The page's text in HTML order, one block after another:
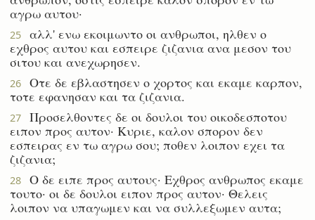
αγρω αυτου·
25
αλλ' ενω εκοιμωντο οι ανθρωποι, ηλθεν ο
εχθρος αυτου και εσπειρε ζιζανια ανα μεσον του
σιτου και ανεχωρησεν.
26
Οτε δε εβλαστησεν ο χορτος και εκαμε καρπον,
τοτε εφανησαν και τα ζιζανια.
27
Προσελθοντες δε οι δουλοι του οικοδεσποτου
ειπον προς αυτον· Κυριε, καλον σπορον δεν
εσπειρας εν τω αγρω σου; ποθεν λοιπον εχει τα
ζιζανια;
28
Ο δε ειπε προς αυτους· Εχθρος ανθρωπος εκαμε
τουτο· οι δε δουλοι ειπον προς αυτον· Θελεις
λοιπον να υπαγωμεν και να συλλεξωμεν αυτα;